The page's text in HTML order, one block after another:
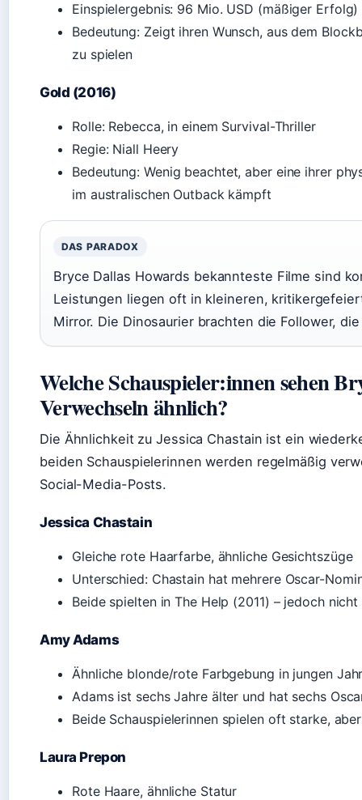
Einspielergebnis: 96 Mio. USD (mäßiger Erfolg)
Bedeutung: Zeigt ihren Wunsch, aus dem
zu spielen
Gold (2016)
Rolle: Rebecca, in einem Survival-Thriller
Regie: Niall Heery
Bedeutung: Wenig beachtet, aber eine ihrer
im australischen Outback kämpft
DAS PARADOX
Bryce Dallas Howards bekannteste Filme sind
Leistungen liegen oft in kleineren,
Mirror. Die Dinosaurier brachten die Follower,
Welche Schauspieler:innen sehen
Verwechseln ähnlich?
Die Ähnlichkeit zu Jessica Chastain ist ein
beiden Schauspielerinnen werden regelmäßig
Social-Media-Posts.
Jessica Chastain
Gleiche rote Haarfarbe, ähnliche Gesichtszüge
Unterschied: Chastain hat mehrere Oscar-
Beide spielten in The Help (2011) – jedoch
Amy Adams
Ähnliche blonde/rote Farbgebung in jungen
Adams ist sechs Jahre älter und hat sechs
Beide Schauspielerinnen spielen oft starke,
Laura Prepon
Rote Haare, ähnliche Statur